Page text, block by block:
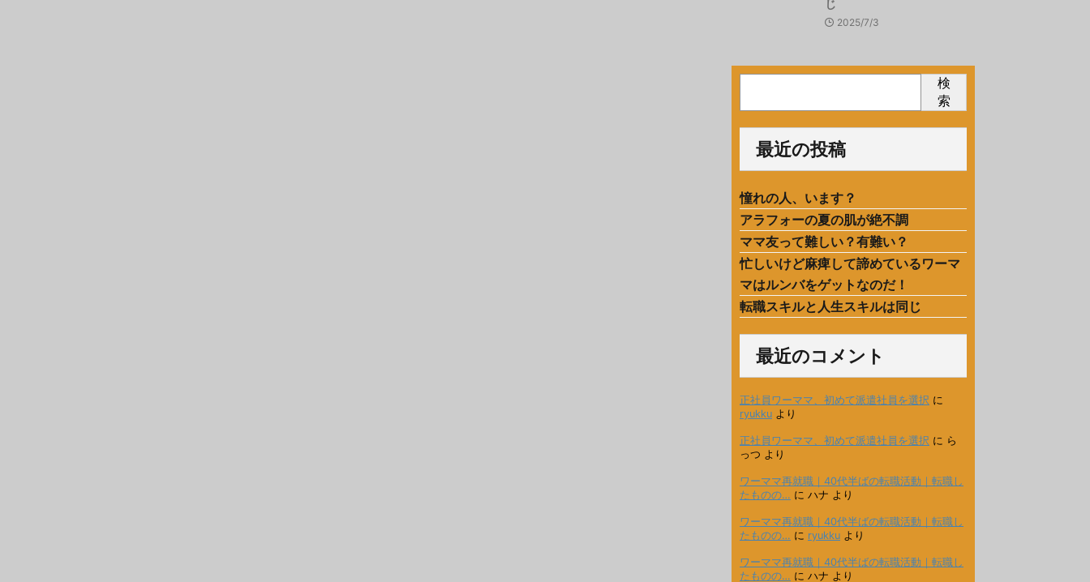
じ
2025/7/3
検
索
最近の投稿
憧れの人、います？
アラフォーの夏の肌が絶不調
ママ友って難しい？有難い？
忙しいけど麻痺して諦めているワーマ
マはルンバをゲットなのだ！
転職スキルと人生スキルは同じ
最近のコメント
正社員ワーママ、初めて派遣社員を選択 に
ryukku より
正社員ワーママ、初めて派遣社員を選択 に ら
っつ より
ワーママ再就職｜40代半ばの転職活動｜転職し
たものの… に ハナ より
ワーママ再就職｜40代半ばの転職活動｜転職し
たものの… に ryukku より
ワーママ再就職｜40代半ばの転職活動｜転職し
たものの… に ハナ より